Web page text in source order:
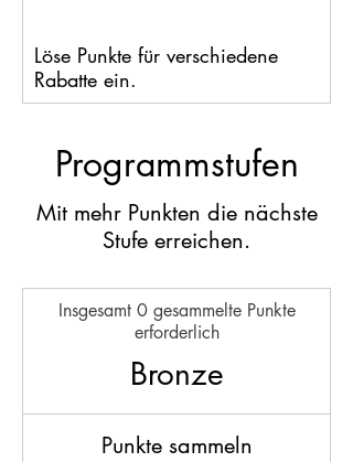
Löse Punkte für verschiedene
Rabatte ein.
Programmstufen
Mit mehr Punkten die nächste
Stufe erreichen.
Bronze
Insgesamt 0 gesammelte Punkte
erforderlich
Punkte sammeln